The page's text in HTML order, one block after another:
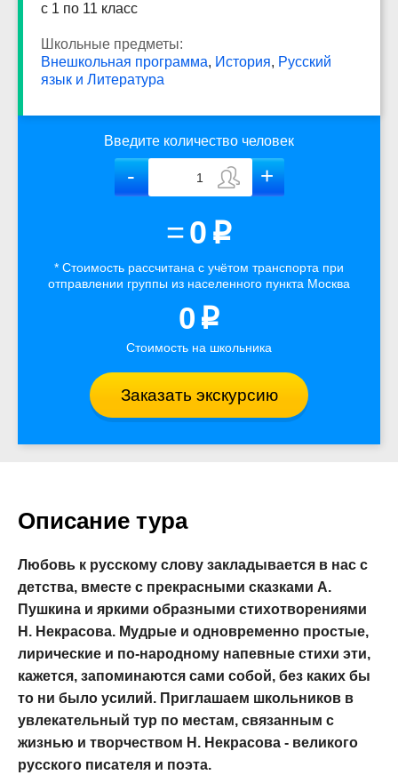
с 1 по 11 класс
Школьные предметы:
Внешкольная программа, История, Русский
язык и Литература
Введите количество человек
=0 p
* Стоимость рассчитана с учётом транспорта при
отправлении группы из населенного пункта Москва
0 p
Стоимость на школьника
Заказать экскурсию
Описание тура
Любовь к русскому слову закладывается в нас с
детства, вместе с прекрасными сказками А.
Пушкина и яркими образными стихотворениями
Н. Некрасова. Мудрые и одновременно простые,
лирические и по-народному напевные стихи эти,
кажется, запоминаются сами собой, без каких бы
то ни было усилий. Приглашаем школьников в
увлекательный тур по местам, связанным с
жизнью и творчеством Н. Некрасова - великого
русского писателя и поэта.